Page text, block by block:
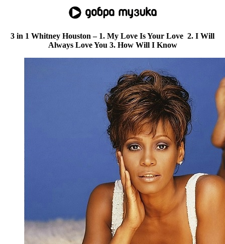
3 in 1 Whitney Houston – 1. My Love Is Your Love 2. I Will
Always Love You 3. How Will I Know